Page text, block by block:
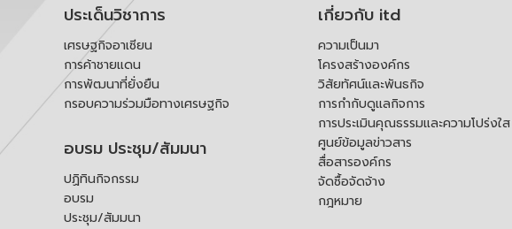
ประเด็นวิชาการ
เศรษฐกิจอาเซียน
การค้าชายแดน
การพัฒนาที่ยั่งยืน
กรอบความร่วมมือทางเศรษฐกิจ
อบรม ประชุม/สัมมนา
ปฏิทินกิจกรรม
อบรม
ประชุม/สัมมนา
เกี่ยวกับ itd
ความเป็นมา
โครงสร้างองค์กร
วิสัยทัศน์และพันธกิจ
การกำกับดูแลกิจการ
การประเมินคุณธรรมและความโปร่งใส
ศูนย์ข้อมูลข่าวสาร
สื่อสารองค์กร
จัดซื้อจัดจ้าง
กฎหมาย